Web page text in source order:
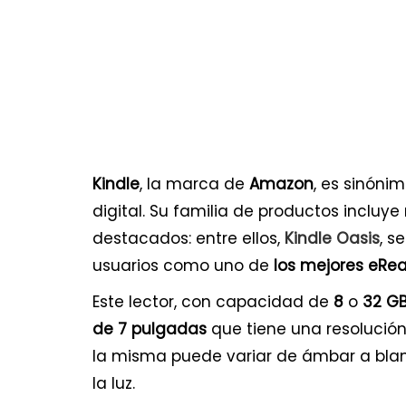
Kindle, la marca de Amazon, es
digital. Su familia de productos
destacados: entre ellos, Kindle Oasis,
usuarios como uno de los mejores
Este lector, con capacidad de 8 o 32
de 7 pulgadas que tiene una
la misma puede variar de ámbar a
la luz.